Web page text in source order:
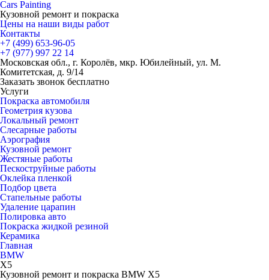
Cars Painting
Кузовной ремонт и покраска
Цены на наши виды работ
Контакты
+7 (499) 653-96-05
+7 (977) 997 22 14
Московская обл., г. Королёв, мкр. Юбилейный, ул. М.
Комитетская, д. 9/14
Заказать звонок бесплатно
Услуги
Покраска автомобиля
Геометрия кузова
Локальный ремонт
Слесарные работы
Аэрография
Кузовной ремонт
Жестяные работы
Пескоструйные работы
Оклейка пленкой
Подбор цвета
Стапельные работы
Удаление царапин
Полировка авто
Покраска жидкой резиной
Керамика
Главная
BMW
X5
Кузовной ремонт и покраска BMW X5